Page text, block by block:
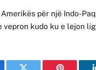
për një Indo-
kudo ku e lejon